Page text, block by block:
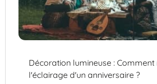
Décoration lumineuse : Comment
l'éclairage d'un anniversaire ?